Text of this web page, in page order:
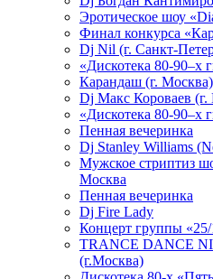
Эротическое шоу
Финал конкурса
Dj Nil (г. Санкт-
«Дискотека 80-90–х
Карандаш (г. Москва)
Dj Макс Короваев (г.
«Дискотека 80-90–х
Пенная вечеринка
Dj Stanley Williams
Мужское стриптиз
Москва
Пенная вечеринка
Dj Fire Lady
Концерт группы «25/
TRANCE DANCE
(г.Москва)